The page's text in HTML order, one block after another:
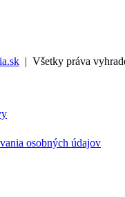
| Všetky práva
osobných údajov